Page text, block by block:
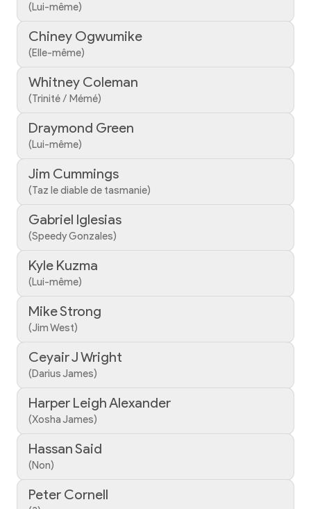
(Lui-même)
Chiney Ogwumike
(Elle-même)
Whitney Coleman
(Trinité / Mémé)
Draymond Green
(Lui-même)
Jim Cummings
(Taz le diable de tasmanie)
Gabriel Iglesias
(Speedy Gonzales)
Kyle Kuzma
(Lui-même)
Mike Strong
(Jim West)
Ceyair J Wright
(Darius James)
Harper Leigh Alexander
(Xosha James)
Hassan Said
(Non)
Peter Cornell